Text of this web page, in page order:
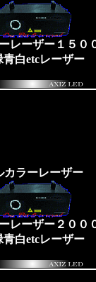
レーザー１５０
青白etcレーザー
カラーレーザー
レーザー２００
青白etcレーザー